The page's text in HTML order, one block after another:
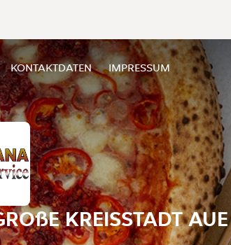
KONTAKTDATEN IMPRESSUM
KREISSTADT AUE